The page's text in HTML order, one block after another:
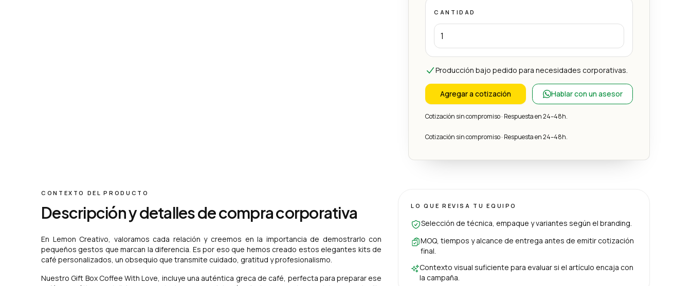
CANTIDAD
Producción bajo pedido para necesidades corporativas.
Agregar a cotización Hablar con un asesor
Cotización sin compromiso · Respuesta en 24–48h.
Cotización sin compromiso · Respuesta en 24–48h.
CONTEXTO DEL PRODUCTO
Descripción y detalles de compra corporativa
En Lemon Creativo, valoramos cada relación y creemos en la importancia de demostrarlo con
pequeños gestos que marcan la diferencia. Es por eso que hemos creado estos elegantes kits de
café personalizados, un obsequio que transmite cuidado, gratitud y profesionalismo
Nuestro Gift Box Coffee With Love, incluye una auténtica greca de café, perfecta para preparar ese
LO QUE REVISA TU EQUIPO
Selección de técnica, empaque y variantes según el branding.
MOQ, tiempos y alcance de entrega antes de emitir cotización
final.
Contexto visual suficiente para evaluar si el artículo encaja con
la campaña.